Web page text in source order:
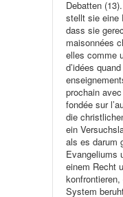
Debatten
stellt sie eine
dass sie
maisonnées
elles comme
d’idées
prochain
fondée sur
die
ein
als es darum
Evangeliums
einem Recht
System